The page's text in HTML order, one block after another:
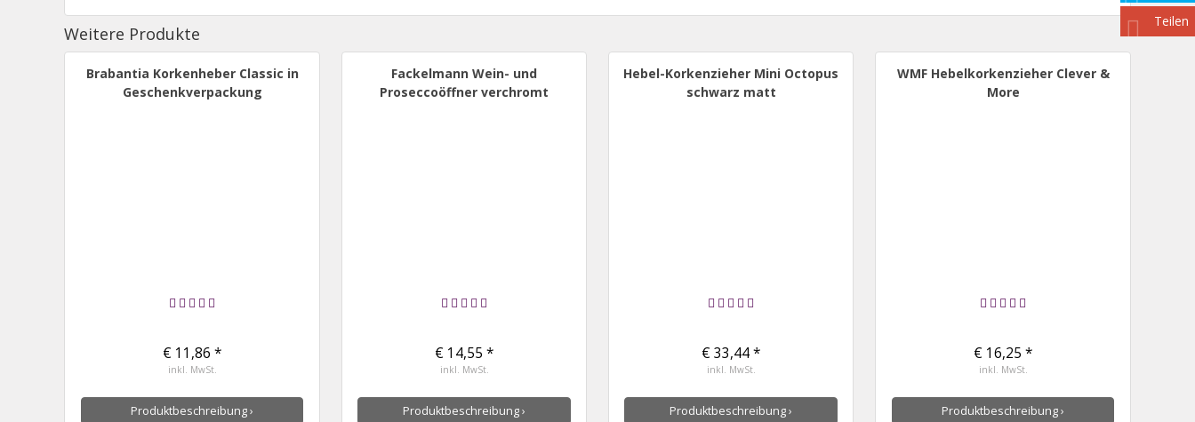
Teilen
Weitere Produkte
Brabantia Korkenheber Classic in
Geschenkverpackung
€ 11,86 *
inkl. MwSt.
Produktbeschreibung ›
Fackelmann Wein- und
Proseccoöffner verchromt
€ 14,55 *
inkl. MwSt.
Produktbeschreibung ›
Hebel-Korkenzieher Mini Octopus
schwarz matt
€ 33,44 *
inkl. MwSt.
Produktbeschreibung ›
WMF Hebelkorkenzieher Clever &
More
€ 16,25 *
inkl. MwSt.
Produktbeschreibung ›